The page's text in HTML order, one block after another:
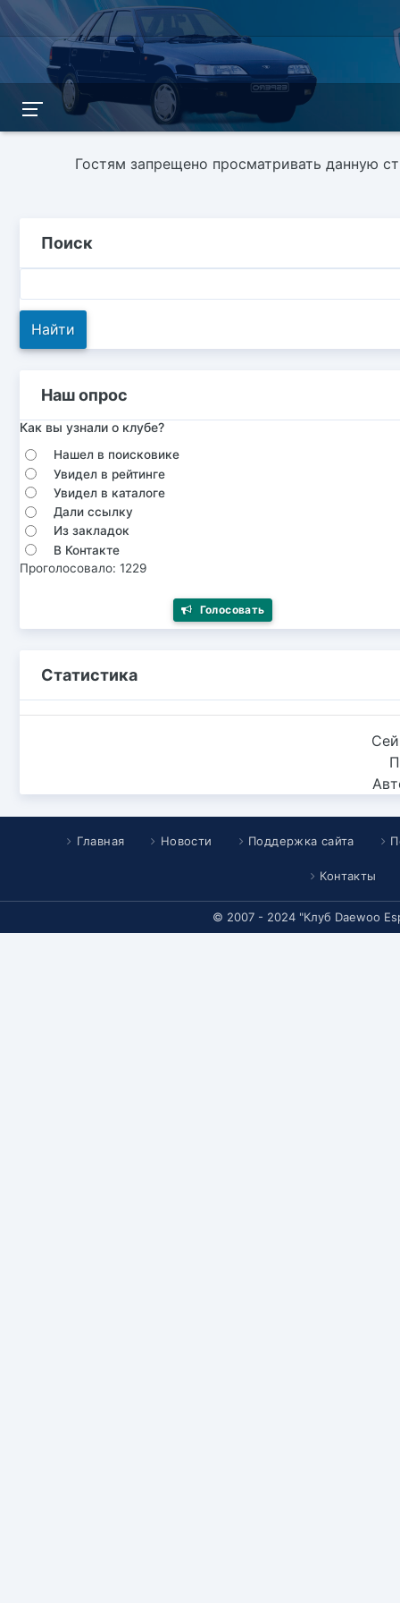
Гостям запрещено просматривать данную
Поиск
Наш опрос
Как вы узнали о клубе?
Нашел в поисковике
Увидел в рейтинге
Увидел в каталоге
Дали ссылку
Из закладок
В Контакте
Проголосовало: 1229
Голосовать
Статистика
Главная Новости Поддержка сайта
Контакты
© 2007 - 2024 "Клуб Daewoo